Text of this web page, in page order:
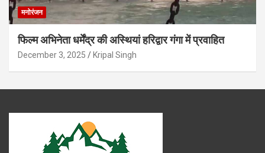
मनोरंजन
फिल्म अभिनेता धर्मेंद्र की अस्थियां हरिद्वार गंगा में प्रवाहित
December 3, 2025 Kripal Singh